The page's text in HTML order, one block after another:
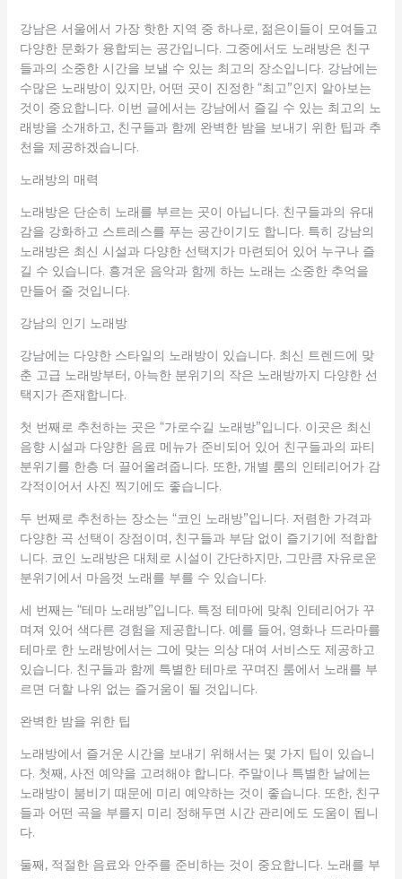
강남은 서울에서 가장 핫한 지역 중 하나로, 젊은이들이 모여들고
다양한 문화가 융합되는 공간입니다. 그중에서도 노래방은 친구
들과의 소중한 시간을 보낼 수 있는 최고의 장소입니다. 강남에는
수많은 노래방이 있지만, 어떤 곳이 진정한 “최고”인지 알아보는
것이 중요합니다. 이번 글에서는 강남에서 즐길 수 있는 최고의 노
래방을 소개하고, 친구들과 함께 완벽한 밤을 보내기 위한 팁과 추
천을 제공하겠습니다.
노래방의 매력
노래방은 단순히 노래를 부르는 곳이 아닙니다. 친구들과의 유대
감을 강화하고 스트레스를 푸는 공간이기도 합니다. 특히 강남의
노래방은 최신 시설과 다양한 선택지가 마련되어 있어 누구나 즐
길 수 있습니다. 흥겨운 음악과 함께 하는 노래는 소중한 추억을
만들어 줄 것입니다.
강남의 인기 노래방
강남에는 다양한 스타일의 노래방이 있습니다. 최신 트렌드에 맞
춘 고급 노래방부터, 아늑한 분위기의 작은 노래방까지 다양한 선
택지가 존재합니다.
첫 번째로 추천하는 곳은 “가로수길 노래방”입니다. 이곳은 최신
음향 시설과 다양한 음료 메뉴가 준비되어 있어 친구들과의 파티
분위기를 한층 더 끌어올려줍니다. 또한, 개별 룸의 인테리어가 감
각적이어서 사진 찍기에도 좋습니다.
두 번째로 추천하는 장소는 “코인 노래방”입니다. 저렴한 가격과
다양한 곡 선택이 장점이며, 친구들과 부담 없이 즐기기에 적합합
니다. 코인 노래방은 대체로 시설이 간단하지만, 그만큼 자유로운
분위기에서 마음껏 노래를 부를 수 있습니다.
세 번째는 “테마 노래방”입니다. 특정 테마에 맞춰 인테리어가 꾸
며져 있어 색다른 경험을 제공합니다. 예를 들어, 영화나 드라마를
테마로 한 노래방에서는 그에 맞는 의상 대여 서비스도 제공하고
있습니다. 친구들과 함께 특별한 테마로 꾸며진 룸에서 노래를 부
르면 더할 나위 없는 즐거움이 될 것입니다.
완벽한 밤을 위한 팁
노래방에서 즐거운 시간을 보내기 위해서는 몇 가지 팁이 있습니
다. 첫째, 사전 예약을 고려해야 합니다. 주말이나 특별한 날에는
노래방이 붐비기 때문에 미리 예약하는 것이 좋습니다. 또한, 친구
들과 어떤 곡을 부를지 미리 정해두면 시간 관리에도 도움이 됩니
다.
둘째, 적절한 음료와 안주를 준비하는 것이 중요합니다. 노래를 부